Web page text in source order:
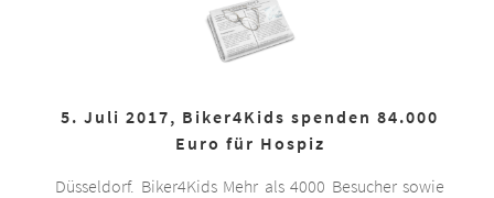
5. Juli 2017, Biker4Kids spenden 84.000
Euro für Hospiz
Düsseldorf. Biker4Kids Mehr als 4000 Besucher sowie